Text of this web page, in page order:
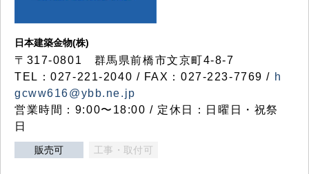
日本建築金物(株)
〒317‐0801 群馬県前橋市文京町4-8-7
TEL：027-221-2040 / FAX：027-223-7769 / h
gcww616@ybb.ne.jp
営業時間：9:00〜18:00 / 定休日：日曜日・祝祭
日
販売可 工事・取付可